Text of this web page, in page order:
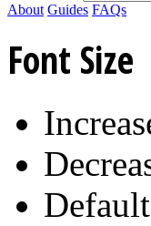
About Guides FAQs
Font Size